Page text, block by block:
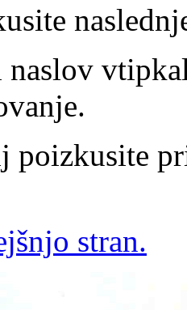
naslov
poizkusite
stran.